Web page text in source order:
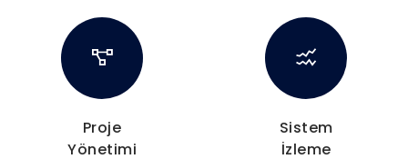
Proje
Yönetimi
Sistem
İzleme